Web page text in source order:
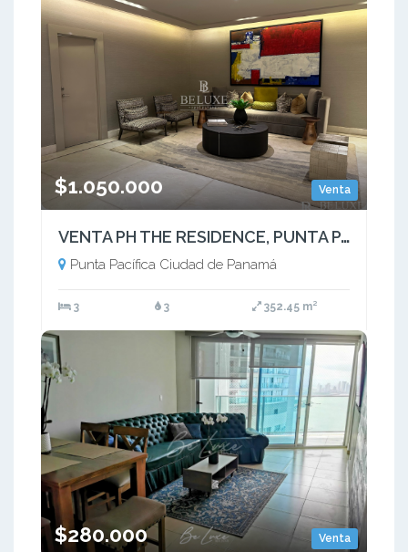
Venta
$1.050.000
VENTA PH THE RESIDENCE, PUNTA PACIFICA (10)
Punta Pacífica Ciudad de Panamá
3 3 352.45 m²
Venta
$280.000